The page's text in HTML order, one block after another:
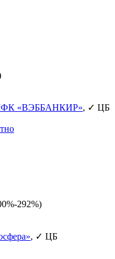
«ВЭББАНКИР», ✓ ЦБ
292%)
, ✓ ЦБ